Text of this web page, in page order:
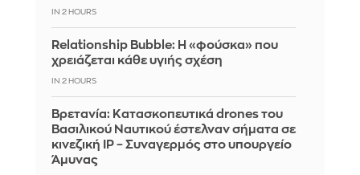
IN 2 HOURS
Relationship Bubble: Η «φούσκα» που
χρειάζεται κάθε υγιής σχέση
IN 2 HOURS
Βρετανία: Κατασκοπευτικά drones του
Βασιλικού Ναυτικού έστελναν σήματα σε
κινεζική IP – Συναγερμός στο υπουργείο
Άμυνας